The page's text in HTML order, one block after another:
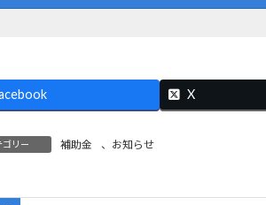
X
ゴリー 補助金 、 お知らせ